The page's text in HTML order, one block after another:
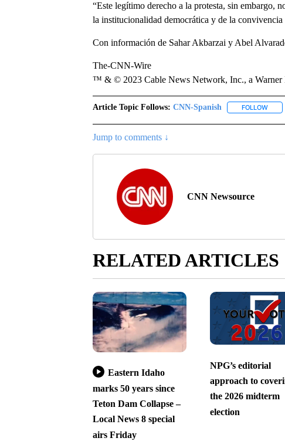
“Este legítimo derecho a la protesta, sin embargo,
la institucionalidad democrática y de la
Con información de Sahar Akbarzai y Abel
The-CNN-Wire
™ & © 2023 Cable News Network, Inc., a Warner
Article Topic Follows: CNN-Spanish FOLLOW
Jump to comments ↓
CNN Newsource
RELATED ARTICLES
Eastern Idaho
marks 50 years since
Teton Dam Collapse –
Local News 8 special
airs Friday
NPG’s editorial
approach to
the 2026 midterm
election